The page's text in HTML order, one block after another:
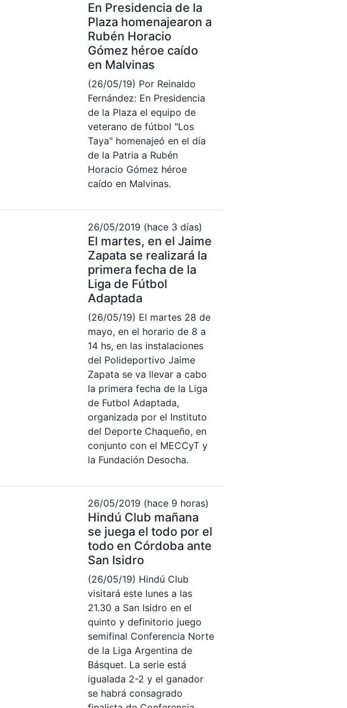
En Presidencia de la
Plaza homenajearon a
Rubén Horacio
Gómez héroe caído
en Malvinas
(26/05/19) Por Reinaldo
Fernández: En Presidencia
de la Plaza el equipo de
veterano de fútbol "Los
Taya" homenajeó en el día
de la Patria a Rubén
Horacio Gómez héroe
caído en Malvinas.
26/05/2019 (hace 3 días)
El martes, en el Jaime
Zapata se realizará la
primera fecha de la
Liga de Fútbol
Adaptada
(26/05/19) El martes 28 de
mayo, en el horario de 8 a
14 hs, en las instalaciones
del Polideportivo Jaime
Zapata se va llevar a cabo
la primera fecha de la Liga
de Futbol Adaptada,
organizada por el Instituto
del Deporte Chaqueño, en
conjunto con el MECCyT y
la Fundación Desocha.
26/05/2019 (hace 9 horas)
Hindú Club mañana
se juega el todo por el
todo en Córdoba ante
San Isidro
(26/05/19) Hindú Club
visitará este lunes a las
21.30 a San Isidro en el
quinto y definitorio juego
semifinal Conferencia Norte
de la Liga Argentina de
Básquet. La serie está
igualada 2-2 y el ganador
se habrá consagrado